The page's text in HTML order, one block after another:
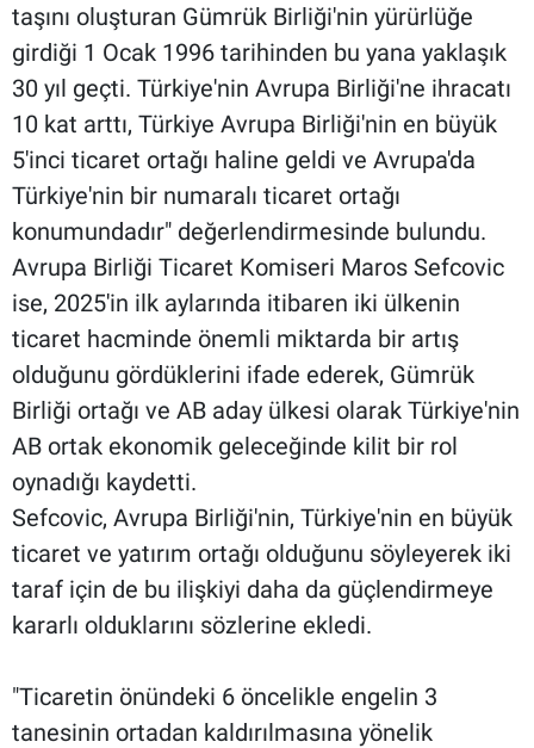
taşını oluşturan Gümrük Birliği'nin yürürlüğe
girdiği 1 Ocak 1996 tarihinden bu yana yaklaşık
30 yıl geçti. Türkiye'nin Avrupa Birliği'ne ihracatı
10 kat arttı, Türkiye Avrupa Birliği'nin en büyük
5'inci ticaret ortağı haline geldi ve Avrupa'da
Türkiye'nin bir numaralı ticaret ortağı
konumundadır" değerlendirmesinde bulundu.
Avrupa Birliği Ticaret Komiseri Maros Sefcovic
ise, 2025'in ilk aylarında itibaren iki ülkenin
ticaret hacminde önemli miktarda bir artış
olduğunu gördüklerini ifade ederek, Gümrük
Birliği ortağı ve AB aday ülkesi olarak Türkiye'nin
AB ortak ekonomik geleceğinde kilit bir rol
oynadığı kaydetti.
Sefcovic, Avrupa Birliği'nin, Türkiye'nin en büyük
ticaret ve yatırım ortağı olduğunu söyleyerek iki
taraf için de bu ilişkiyi daha da güçlendirmeye
kararlı olduklarını sözlerine ekledi.
"Ticaretin önündeki 6 öncelikle engelin 3
tanesinin ortadan kaldırılmasına yönelik